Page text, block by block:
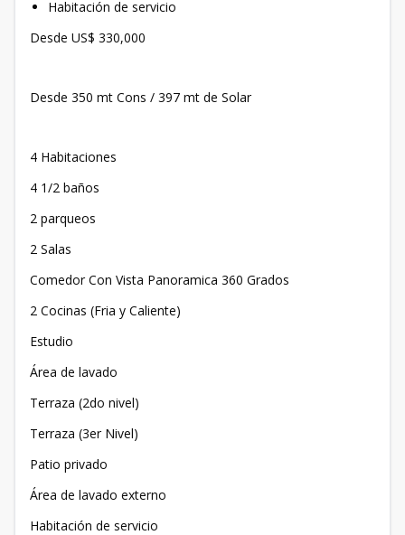
Habitación de servicio
Desde US$ 330,000
Desde 350 mt Cons / 397 mt de Solar
4 Habitaciones
4 1/2 baños
2 parqueos
2 Salas
Comedor Con Vista Panoramica 360 Grados
2 Cocinas (Fria y Caliente)
Estudio
Área de lavado
Terraza (2do nivel)
Terraza (3er Nivel)
Patio privado
Área de lavado externo
Habitación de servicio